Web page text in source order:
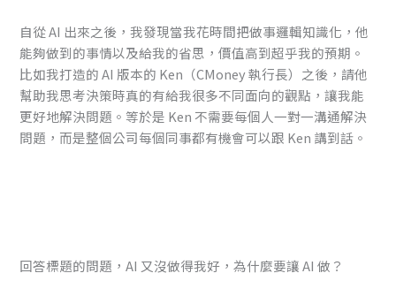
自從 AI 出來之後，我發現當我花時間把做事邏輯知識化，他
能夠做到的事情以及給我的省思，價值高到超乎我的預期。
比如我打造的 AI 版本的 Ken（CMoney 執行長）之後，請他
幫助我思考決策時真的有給我很多不同面向的觀點，讓我能
更好地解決問題。等於是 Ken 不需要每個人一對一溝通解決
問題，而是整個公司每個同事都有機會可以跟 Ken 講到話。
回答標題的問題，AI 又沒做得我好，為什麼要讓 AI 做？